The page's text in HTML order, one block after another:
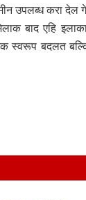
उपलब्ध करा देल
बाद एहि
स्वरूप बदलत